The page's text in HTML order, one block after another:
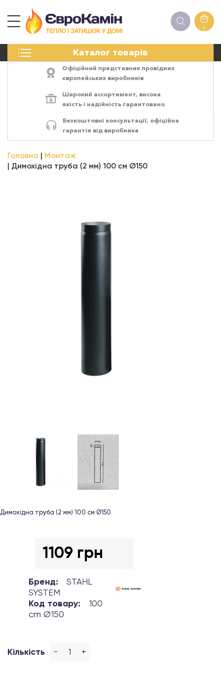
0
Каталог товарів
ПЕЧІ
ЕЛЕКТРОКАМІНИ
АКСЕСУАРИ
Офіційний представник провідних
європейських виробників
Широкий ассортимент, висока
якість і надійність гарантовано
Безкоштовні консультації, офіційна
гарантія від виробника
Головна
Монтаж
Димохідна труба (2 мм) 100 см Ø150
Димохідна труба (2 мм) 100 см Ø150
1109 грн
Бренд:
STAHL
SYSTEM
Код товару:
100
cm Ø150
Кількість - +